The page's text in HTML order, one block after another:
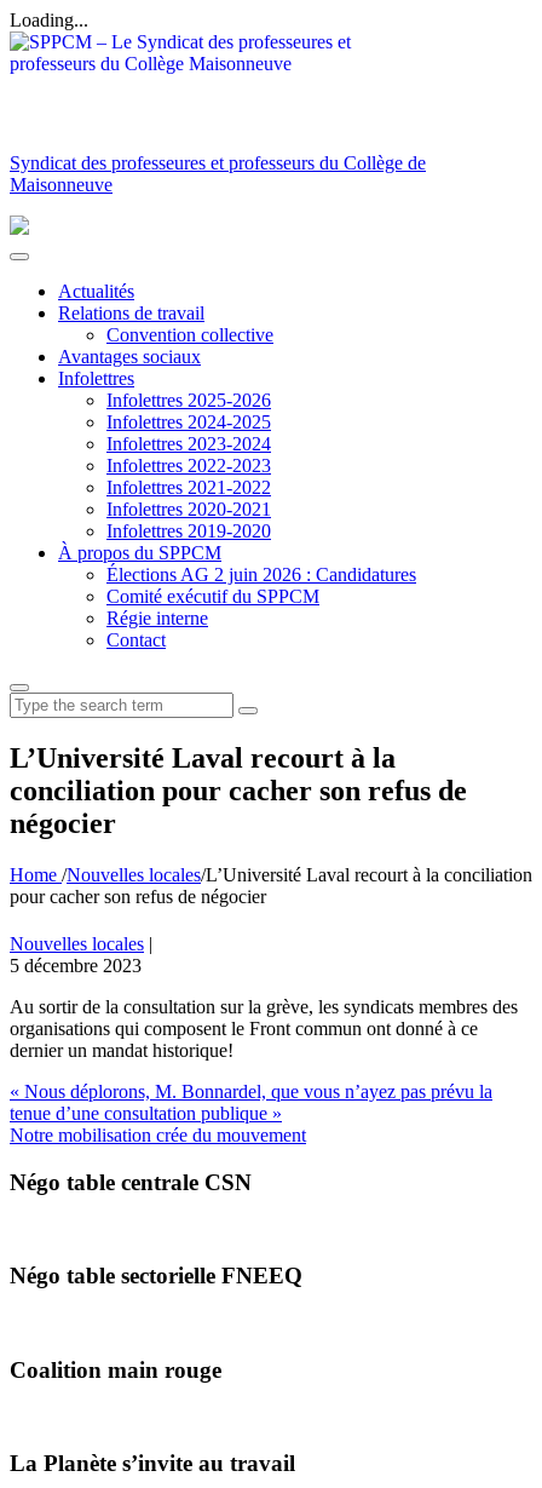
Loading...
Syndicat des professeures et professeurs du Collège de
Maisonneuve
Actualités
Relations de travail
Convention collective
Avantages sociaux
Infolettres
Infolettres 2025-2026
Infolettres 2024-2025
Infolettres 2023-2024
Infolettres 2022-2023
Infolettres 2021-2022
Infolettres 2020-2021
Infolettres 2019-2020
À propos du SPPCM
Élections AG 2 juin 2026 : Candidatures
Comité exécutif du SPPCM
Régie interne
Contact
Search
for:
L’Université Laval recourt à la
conciliation pour cacher son refus de
négocier
Home /Nouvelles locales/L’Université Laval recourt à la conciliation
pour cacher son refus de négocier
Nouvelles locales |
5 décembre 2023
Au sortir de la consultation sur la grève, les syndicats membres des
organisations qui composent le Front commun ont donné à ce
dernier un mandat historique!
« Nous déplorons, M. Bonnardel, que vous n’ayez pas prévu la
tenue d’une consultation publique »
Notre mobilisation crée du mouvement
Négo table centrale CSN
Négo table sectorielle FNEEQ
Coalition main rouge
La Planète s’invite au travail